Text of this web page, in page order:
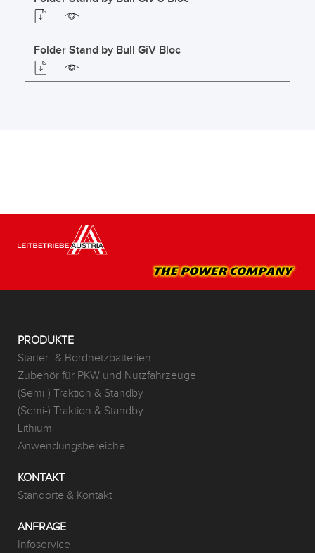
Folder Stand by Bull GiV Bloc
PRODUKTE
Starter- & Bordnetzbatterien
Zubehör für PKW und Nutzfahrzeuge
(Semi-) Traktion & Standby
(Semi-) Traktion & Standby
Lithium
Anwendungsbereiche
KONTAKT
Standorte & Kontakt
ANFRAGE
Infoservice